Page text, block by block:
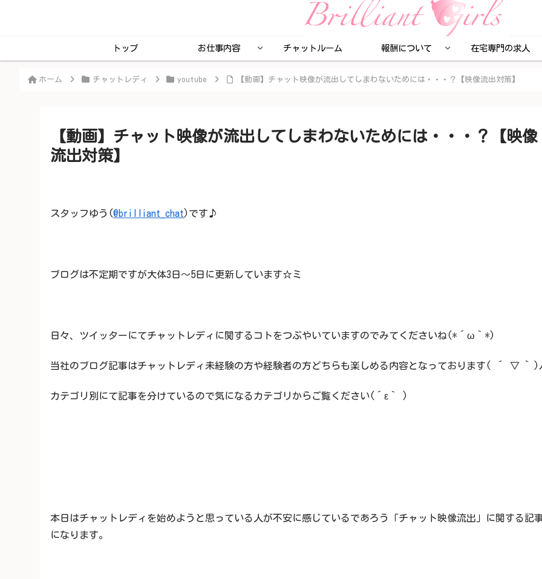
トップ お仕事内容 チャットルーム 報酬について 在宅専門の求人
ホーム チャットレディ youtube 【動画】チャット映像が流出してしまわないためには・・・？【映像流出対策】
【動画】チャット映像が流出してしまわないためには・・・？【映像
流出対策】
スタッフゆう(@brilliant_chat)です♪
ブログは不定期ですが大体3日～5日に更新しています☆ミ
日々、ツイッターにてチャットレディに関するコトをつぶやいていますのでみてくださいね(*´ω｀*)
当社のブログ記事はチャットレディ未経験の方や経験者の方どちらも楽しめる内容となっております( ´ ▽ ` )
カテゴリ別にて記事を分けているので気になるカテゴリからご覧ください(´ε｀ )
本日はチャットレディを始めようと思っている人が不安に感じているであろう「チャット映像流出」に関する記
になります。